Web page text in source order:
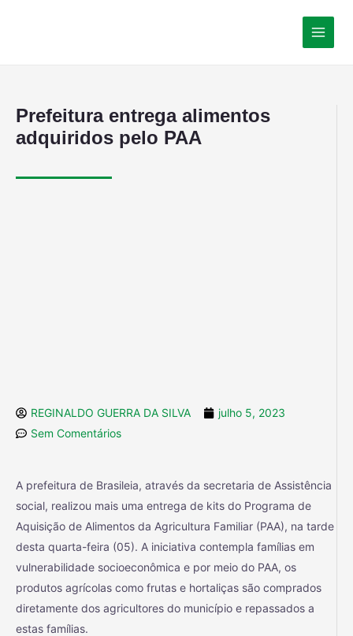
Prefeitura entrega alimentos
adquiridos pelo PAA
REGINALDO GUERRA DA SILVA
julho 5, 2023
Sem Comentários
A prefeitura de Brasileia, através da secretaria de Assistência
social, realizou mais uma entrega de kits do Programa de
Aquisição de Alimentos da Agricultura Familiar (PAA), na tarde
desta quarta-feira (05). A iniciativa contempla famílias em
vulnerabilidade socioeconômica e por meio do PAA, os
produtos agrícolas como frutas e hortaliças são comprados
diretamente dos agricultores do município e repassados a
estas famílias.